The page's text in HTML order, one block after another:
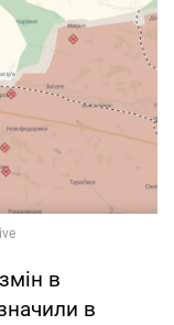
в
в